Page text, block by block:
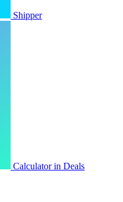
Shipper
Calculator in Deals